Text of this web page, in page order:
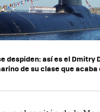
despiden: así es el Dmitry
de su clase que acaba